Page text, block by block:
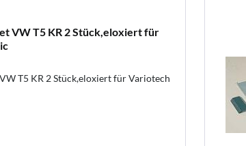
VW T5 KR 2 Stück,eloxiert für
T5 KR 2 Stück,eloxiert für Variotech